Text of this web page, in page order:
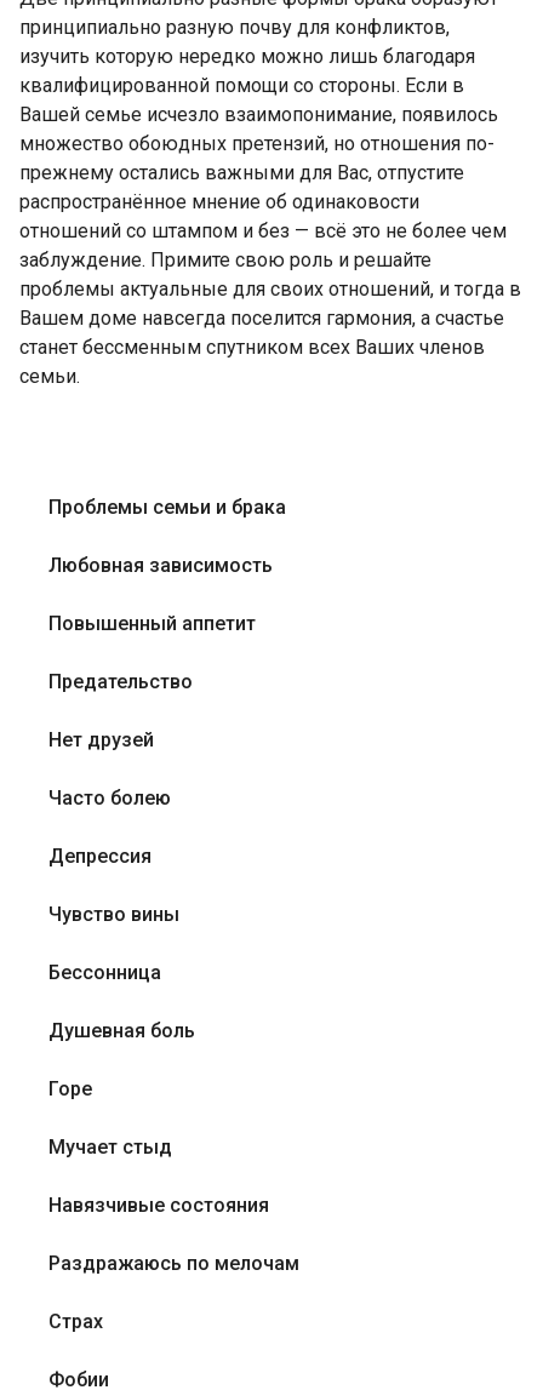
принципиально разную почву для конфликтов,
изучить которую нередко можно лишь благодаря
квалифицированной помощи со стороны. Если в
Вашей семье исчезло взаимопонимание, появилось
множество обоюдных претензий, но отношения по-
прежнему остались важными для Вас, отпустите
распространённое мнение об одинаковости
отношений со штампом и без — всё это не более чем
заблуждение. Примите свою роль и решайте
проблемы актуальные для своих отношений, и тогда в
Вашем доме навсегда поселится гармония, а счастье
станет бессменным спутником всех Ваших членов
семьи.
Проблемы семьи и брака
Любовная зависимость
Повышенный аппетит
Предательство
Нет друзей
Часто болею
Депрессия
Чувство вины
Бессонница
Душевная боль
Горе
Мучает стыд
Навязчивые состояния
Раздражаюсь по мелочам
Страх
Фобии